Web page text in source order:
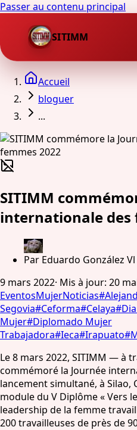
Passer au contenu principal
SITIMM
Accueil
bloguer
...
SITIMM
internationale des
Par Eduardo González Vl
9 mars 2022· Mis à jour: 20
EventosMujerNoticias#
Segovia#Ceforma#Celaya#
Mujer#Diplomado Mujer
Trabajadora#Ieca#Irapuato#
Le 8 mars 2022, SITIMM — à
commémoré la Journée
lancement simultané, à Silao,
module du V Diplôme « Vers
leadership de la femme
200 travailleuses de près de